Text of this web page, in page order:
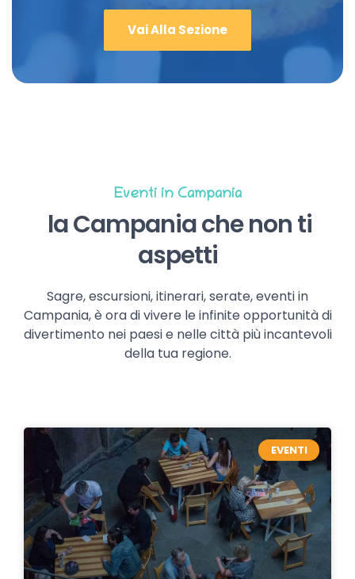
Vai Alla Sezione
Eventi in Campania
la Campania che non ti
aspetti
Sagre, escursioni, itinerari, serate, eventi in
Campania, è ora di vivere le infinite opportunità di
divertimento nei paesi e nelle città più incantevoli
della tua regione.
EVENTI